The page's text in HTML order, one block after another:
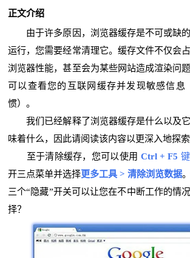
正文介绍
由于许多原因，浏览器缓存是不可或缺
运行，您需要经常清理它。缓存文件不仅会
浏览器性能，甚至会为某些网站造成渲染问
可以查看您的互联网缓存并发现敏感信息
惯）。
我们已经解释了浏览器缓存是什么以及它
味着什么，因此请阅读该内容以更深入地探索
至于清除缓存，您可以使用 Ctrl + F5
开三点菜单并选择更多工具 >清除浏览数据
三个“隐藏”开关可以让您在不中断工作的情
择？